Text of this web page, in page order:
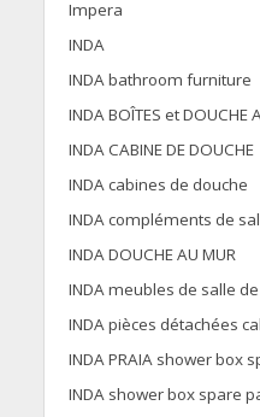
Impera
INDA
INDA bathroom furniture
INDA BOÎTES et DOUCHE
INDA CABINE DE DOUCHE
INDA cabines de douche
INDA compléments de
INDA DOUCHE AU MUR
INDA meubles de salle
INDA pièces détachées
INDA PRAIA shower box
INDA shower box spare